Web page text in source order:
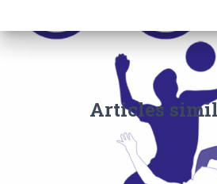
Articles